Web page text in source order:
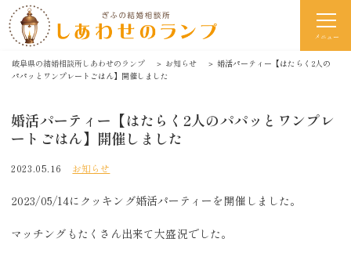
メニュー
岐阜県の結婚相談所しあわせのランプ ＞ お知らせ ＞ 婚活パーティー【はたらく2人の
パパッとワンプレートごはん】開催しました
婚活パーティー【はたらく2人のパパッとワンプレ
ートごはん】開催しました
2023.05.16 お知らせ
2023/05/14にクッキング婚活パーティーを開催しました。
マッチングもたくさん出来て大盛況でした。